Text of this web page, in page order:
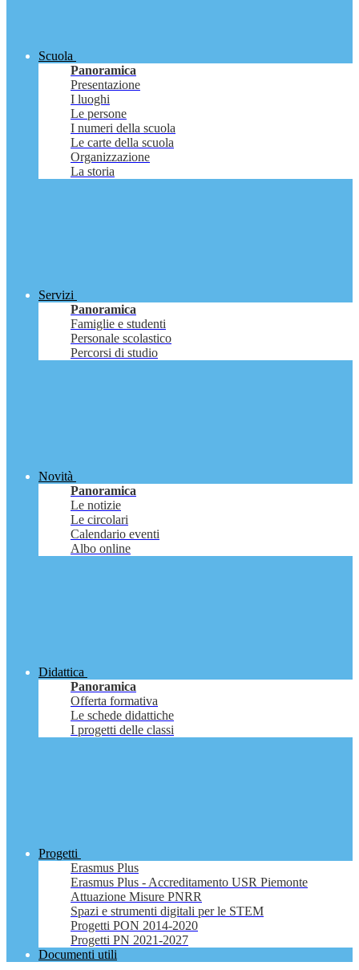
Scuola
Panoramica
Presentazione
I luoghi
Le persone
I numeri della scuola
Le carte della scuola
Organizzazione
La storia
Servizi
Panoramica
Famiglie e studenti
Personale scolastico
Percorsi di studio
Novità
Panoramica
Le notizie
Le circolari
Calendario eventi
Albo online
Didattica
Panoramica
Offerta formativa
Le schede didattiche
I progetti delle classi
Progetti
Erasmus Plus
Erasmus Plus - Accreditamento USR Piemonte
Attuazione Misure PNRR
Spazi e strumenti digitali per le STEM
Progetti PON 2014-2020
Progetti PN 2021-2027
Documenti utili